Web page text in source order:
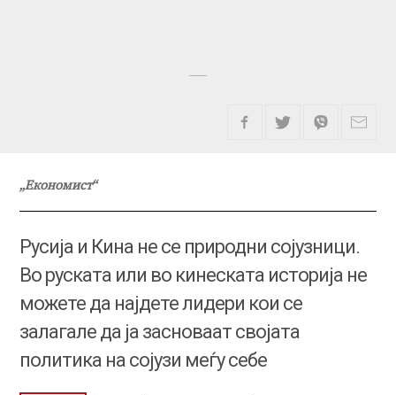
„Економист“
Русија и Кина не се природни сојузници.
Во руската или во кинеската историја не
можете да најдете лидери кои се
залагале да ја засноваат својата
политика на сојузи меѓу себе